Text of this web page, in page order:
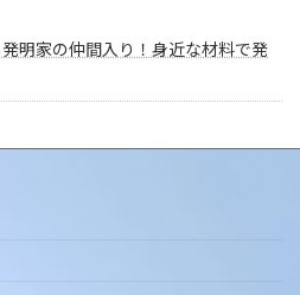
明家の仲間入り！身近な材料で発